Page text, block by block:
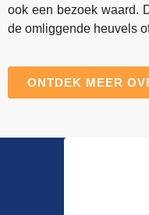
ook een bezoek waard.
de omliggende heuvels
ONTDEK MEER